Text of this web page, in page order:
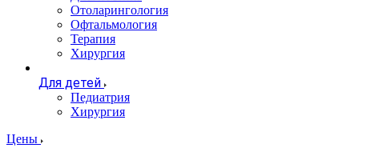
Отоларингология
Офтальмология
Терапия
Хирургия
Для детей
Педиатрия
Хирургия
Цены